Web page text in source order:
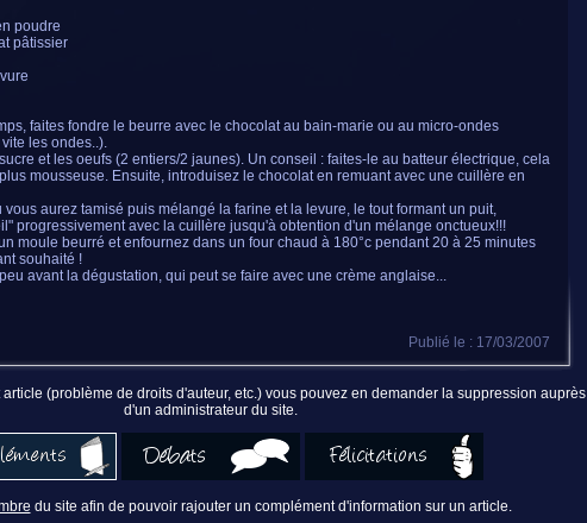
poudre
pâtissier
faites fondre le beurre avec le chocolat au bain-marie ou au micro-ondes
les ondes..).
et les oeufs (2 entiers/2 jaunes). Un conseil : faites-le au batteur électrique, cela
mousseuse. Ensuite, introduisez le chocolat en remuant avec une cuillère en
vous aurez tamisé puis mélangé la farine et la levure, le tout formant un puit,
progressivement avec la cuillère jusqu'à obtention d'un mélange onctueux!!!
moule beurré et enfournez dans un four chaud à 180°c pendant 20 à 25 minutes
souhaité !
avant la dégustation, qui peut se faire avec une crème anglaise...
Publié le : 17/03/2007
article (problème de droits d'auteur, etc.) vous pouvez en demander la suppression auprès
d'un administrateur du site.
du site afin de pouvoir rajouter un complément d'information sur un article.